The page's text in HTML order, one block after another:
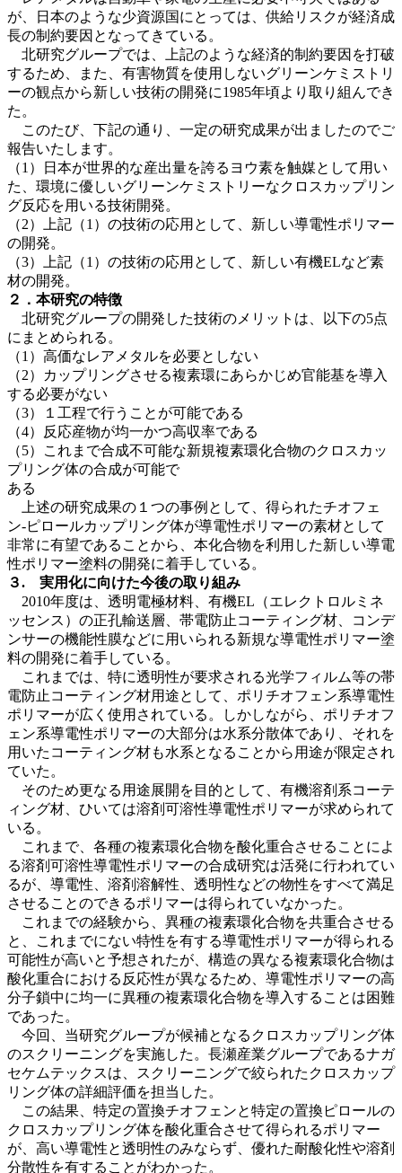
が、日本のような少資源国にとっては、供給リスクが経済成
長の制約要因となってきている。
北研究グループでは、上記のような経済的制約要因を打破
するため、また、有害物質を使用しないグリーンケミストリ
ーの観点から新しい技術の開発に1985年頃より取り組んでき
た。
このたび、下記の通り、一定の研究成果が出ましたのでご
報告いたします。
（1）日本が世界的な産出量を誇るヨウ素を触媒として用い
た、環境に優しいグリーンケミストリーなクロスカップリン
グ反応を用いる技術開発。
（2）上記（1）の技術の応用として、新しい導電性ポリマー
の開発。
（3）上記（1）の技術の応用として、新しい有機ELなど素
材の開発。
２．本研究の特徴
北研究グループの開発した技術のメリットは、以下の5点
にまとめられる。
（1）高価なレアメタルを必要としない
（2）カップリングさせる複素環にあらかじめ官能基を導入
する必要がない
（3）１工程で行うことが可能である
（4）反応産物が均一かつ高収率である
（5）これまで合成不可能な新規複素環化合物のクロスカッ
プリング体の合成が可能で
ある
上述の研究成果の１つの事例として、得られたチオフェ
ン-ピロールカップリング体が導電性ポリマーの素材として
非常に有望であることから、本化合物を利用した新しい導電
性ポリマー塗料の開発に着手している。
３. 実用化に向けた今後の取り組み
2010年度は、透明電極材料、有機EL（エレクトロルミネ
ッセンス）の正孔輸送層、帯電防止コーティング材、コンデ
ンサーの機能性膜などに用いられる新規な導電性ポリマー塗
料の開発に着手している。
これまでは、特に透明性が要求される光学フィルム等の帯
電防止コーティング材用途として、ポリチオフェン系導電性
ポリマーが広く使用されている。しかしながら、ポリチオフ
ェン系導電性ポリマーの大部分は水系分散体であり、それを
用いたコーティング材も水系となることから用途が限定され
ていた。
そのため更なる用途展開を目的として、有機溶剤系コーテ
ィング材、ひいては溶剤可溶性導電性ポリマーが求められて
いる。
これまで、各種の複素環化合物を酸化重合させることによ
る溶剤可溶性導電性ポリマーの合成研究は活発に行われてい
るが、導電性、溶剤溶解性、透明性などの物性をすべて満足
させることのできるポリマーは得られていなかった。
これまでの経験から、異種の複素環化合物を共重合させる
と、これまでにない特性を有する導電性ポリマーが得られる
可能性が高いと予想されたが、構造の異なる複素環化合物は
酸化重合における反応性が異なるため、導電性ポリマーの高
分子鎖中に均一に異種の複素環化合物を導入することは困難
であった。
今回、当研究グループが候補となるクロスカップリング体
のスクリーニングを実施した。長瀬産業グループであるナガ
セケムテックスは、スクリーニングで絞られたクロスカップ
リング体の詳細評価を担当した。
この結果、特定の置換チオフェンと特定の置換ピロールの
クロスカップリング体を酸化重合させて得られるポリマー
が、高い導電性と透明性のみならず、優れた耐酸化性や溶剤
分散性を有することがわかった。